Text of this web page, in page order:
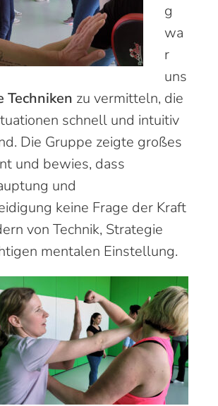
g
wa
r
uns
Techniken zu vermitteln, die
schnell und intuitiv
Die Gruppe zeigte großes
und bewies, dass
und
keine Frage der Kraft
von Technik, Strategie
mentalen Einstellung.